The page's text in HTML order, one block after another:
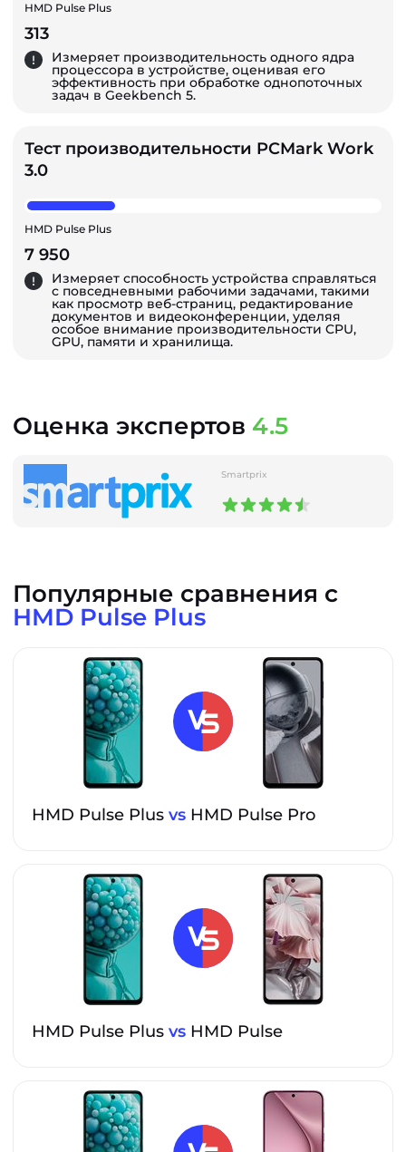
HMD Pulse Plus
313
Измеряет производительность одного ядра
процессора в устройстве, оценивая его
эффективность при обработке однопоточных
задач в Geekbench 5.
Тест производительности PCMark Work
3.0
HMD Pulse Plus
7 950
Измеряет способность устройства справляться
с повседневными рабочими задачами, такими
как просмотр веб-страниц, редактирование
документов и видеоконференции, уделяя
особое внимание производительности CPU,
GPU, памяти и хранилища.
Оценка экспертов 4.5
Smartprix
Популярные сравнения с
HMD Pulse Plus
HMD Pulse Plus vs HMD Pulse Pro
HMD Pulse Plus vs HMD Pulse